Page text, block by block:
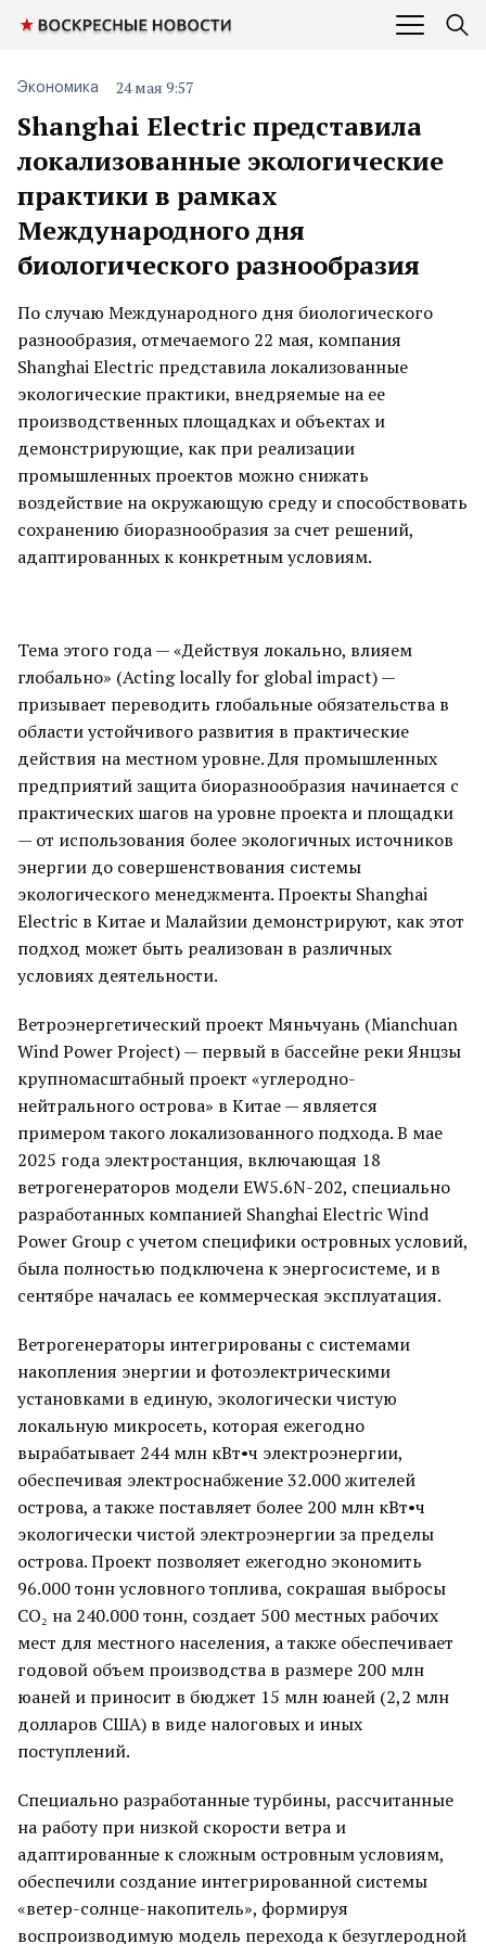
Shanghai Electric представила
локализованные экологические
практики в рамках
Международного дня
биологического разнообразия
Экономика 24 мая 9:57
По случаю Международного дня биологического
разнообразия, отмечаемого 22 мая, компания
Shanghai Electric представила локализованные
экологические практики, внедряемые на ее
производственных площадках и объектах и
демонстрирующие, как при реализации
промышленных проектов можно снижать
воздействие на окружающую среду и способствовать
сохранению биоразнообразия за счет решений,
адаптированных к конкретным условиям.
Тема этого года — «Действуя локально, влияем
глобально» (Acting locally for global impact) —
призывает переводить глобальные обязательства в
области устойчивого развития в практические
действия на местном уровне. Для промышленных
предприятий защита биоразнообразия начинается с
практических шагов на уровне проекта и площадки
— от использования более экологичных источников
энергии до совершенствования системы
экологического менеджмента. Проекты Shanghai
Electric в Китае и Малайзии демонстрируют, как этот
подход может быть реализован в различных
условиях деятельности.
Ветроэнергетический проект Мяньчуань (Mianchuan
Wind Power Project) — первый в бассейне реки Янцзы
крупномасштабный проект «углеродно-
нейтрального острова» в Китае — является
примером такого локализованного подхода. В мае
2025 года электростанция, включающая 18
ветрогенераторов модели EW5.6N-202, специально
разработанных компанией Shanghai Electric Wind
Power Group с учетом специфики островных условий,
была полностью подключена к энергосистеме, и в
сентябре началась ее коммерческая эксплуатация.
Ветрогенераторы интегрированы с системами
накопления энергии и фотоэлектрическими
установками в единую, экологически чистую
локальную микросеть, которая ежегодно
вырабатывает 244 млн кВт•ч электроэнергии,
обеспечивая электроснабжение 32.000 жителей
острова, а также поставляет более 200 млн кВт•ч
экологически чистой электроэнергии за пределы
острова. Проект позволяет ежегодно экономить
96.000 тонн условного топлива, сокрашая выбросы
CO₂ на 240.000 тонн, создает 500 местных рабочих
мест для местного населения, а также обеспечивает
годовой объем производства в размере 200 млн
юаней и приносит в бюджет 15 млн юаней (2,2 млн
долларов США) в виде налоговых и иных
поступлений.
Специально разработанные турбины, рассчитанные
на работу при низкой скорости ветра и
адаптированные к сложным островным условиям,
обеспечили создание интегрированной системы
«ветер-солнце-накопитель», формируя
воспроизводимую модель перехода к безуглеродной